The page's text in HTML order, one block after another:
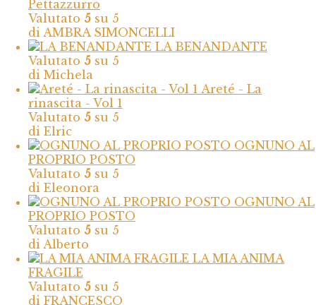
Pettazzurro
Valutato 5 su 5
di AMBRA SIMONCELLI
LA BENANDANTE
Valutato 5 su 5
di Michela
Areté - La
rinascita - Vol 1
Valutato 5 su 5
di Elric
OGNUNO AL
PROPRIO POSTO
Valutato 5 su 5
di Eleonora
OGNUNO AL
PROPRIO POSTO
Valutato 5 su 5
di Alberto
LA MIA ANIMA
FRAGILE
Valutato 5 su 5
di FRANCESCO